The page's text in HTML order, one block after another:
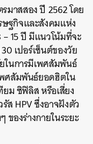
มาสสอง ปี 2562 โดย
ฐกิจและสังคมแห่ง
15 ปี มีแนวโน้มที่จะ
เปอร์เซ็นต์ของวัย
ในการมีเพศสัมพันธ์
ศสัมพันธ์ยอดฮิตใน
ม ซิฟิลิส หรือเสี่ยง
ส HPV ซึ่งอาจฝังตัว
ของร่างกายในระยะ